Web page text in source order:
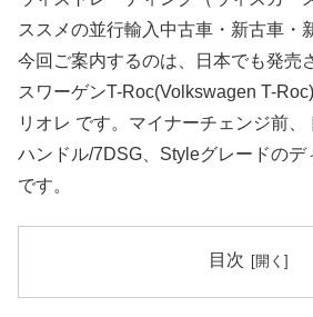
ススメの並行輸入中古車・新古車・
今回ご案内するのは、日本でも発売
スワーゲンT-Roc(Volkswagen T-
リオレ です。マイナーチェンジ前
ハンドル/7DSG、Styleグレードのデ
です。
目次